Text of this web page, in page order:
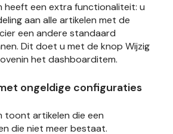
heeft een extra functionaliteit: u
aan alle artikelen met de
een andere standaard
Dit doet u met de knop Wijzig
het dashboarditem.
ongeldige configuraties
toont artikelen die een
die niet meer bestaat.